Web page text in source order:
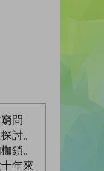
問
討。
鎖。
年來